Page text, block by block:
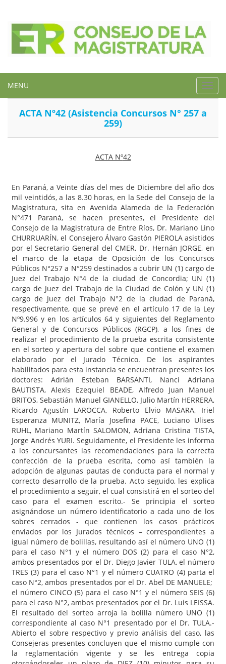
MENU
ACTA Nº42 (Asistencia Concursos N° 257 a
259)
ACTA Nº42
En Paraná, a Veinte días del mes de Diciembre del año dos
mil veintidós, a las 8.30 horas, en la Sede del Consejo de la
Magistratura, sita en Avenida Alameda de la Federación
N°471 Paraná, se hacen presentes, el Presidente del
Consejo de la Magistratura de Entre Ríos, Dr. Mariano Lino
CHURRUARÍN, el Consejero Álvaro Gastón PIEROLA asistidos
por el Secretario General del CMER, Dr. Hernán JORGE, en
el marco de la etapa de Oposición de los Concursos
Públicos N°257 a N°259 destinados a cubrir UN (1) cargo de
Juez del Trabajo N°4 de la ciudad de Concordia; UN (1)
cargo de Juez del Trabajo de la Ciudad de Colón y UN (1)
cargo de Juez del Trabajo N°2 de la ciudad de Paraná,
respectivamente, que se prevé en el artículo 17 de la Ley
Nº9.996 y en los artículos 64 y siguientes del Reglamento
General y de Concursos Públicos (RGCP), a los fines de
realizar el procedimiento de la prueba escrita consistente
en el sorteo y apertura del sobre que contiene el examen
elaborado por el Jurado Técnico. De los aspirantes
habilitados para esta instancia se encuentran presentes los
doctores: Adrián Esteban BARSANTI, Nanci Adriana
BAUTISTA, Alexis Ezequiel BEADE, Alfredo Juan Manuel
BRITOS, Sebastián Manuel GIANELLO, Julio Martín HERRERA,
Ricardo Agustín LAROCCA, Roberto Elvio MASARA, Iriel
Esperanza MUNITZ, María Josefina PACE, Luciano Ulises
RUHL, Mariano Martín SALOMON, Adriana Cristina TISTA,
Jorge Andrés YURI. Seguidamente, el Presidente les informa
a los concursantes las recomendaciones para la correcta
confección de la prueba escrita, como así también la
adopción de algunas pautas de conducta para el normal y
correcto desarrollo de la prueba. Acto seguido, les explica
el procedimiento a seguir, el cual consistirá en el sorteo del
caso para el examen escrito.- Se principia el sorteo
asignándose un número identificatorio a cada uno de los
sobres cerrados - que contienen los casos prácticos
enviados por los Jurados técnicos – correspondientes a
igual número de bolillas, resultando así el número UNO (1)
para el caso N°1 y el número DOS (2) para el caso N°2,
ambos presentados por el Dr. Diego Javier TULA, el número
TRES (3) para el caso N°1 y el número CUATRO (4) parta el
caso N°2, ambos presentados por el Dr. Abel DE MANUELE;
el número CINCO (5) para el caso N°1 y el número SEIS (6)
para el caso N°2, ambos presentados por el Dr. Luis LEISSA.
El resultado del sorteo arroja la bolilla número UNO (1)
correspondiente al caso N°1 presentado por el Dr. TULA.-
Abierto el sobre respectivo y previo análisis del caso, las
Consejeras presentes concluyen que el mismo cumple con
la reglamentación vigente y se les entrega copia